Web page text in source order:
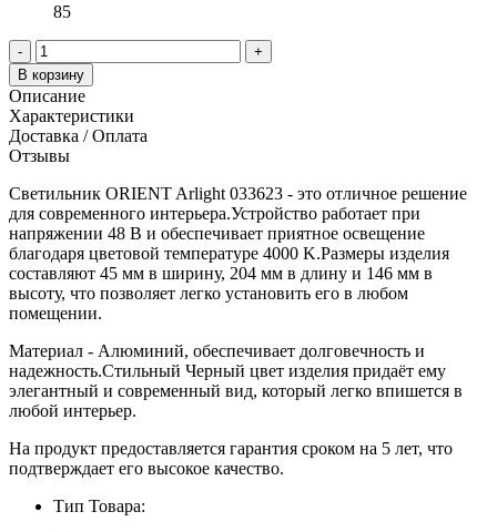
85
-
+
В корзину
Описание
Характеристики
Доставка / Оплата
Отзывы
Светильник ORIENT Arlight 033623 - это отличное решение
для современного интерьера.Устройство работает при
напряжении 48 В и обеспечивает приятное освещение
благодаря цветовой температуре 4000 K.Размеры изделия
составляют 45 мм в ширину, 204 мм в длину и 146 мм в
высоту, что позволяет легко установить его в любом
помещении.
Материал - Алюминий, обеспечивает долговечность и
надежность.Стильный Черный цвет изделия придаёт ему
элегантный и современный вид, который легко впишется в
любой интерьер.
На продукт предоставляется гарантия сроком на 5 лет, что
подтверждает его высокое качество.
Тип Товара: